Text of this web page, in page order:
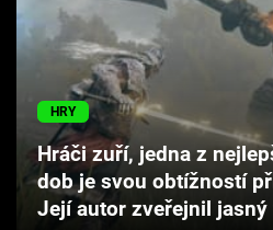
Seriály
Cool Esport
Pořady
HRY
Hráči zuří, jedna z
dob je svou obtížností
Její autor zveřejnil jasný